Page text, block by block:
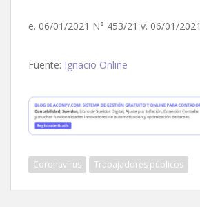
e. 06/01/2021 N° 453/21 v. 06/01/2021
Fuente: Ignacio Online
Coronavirus Trabajadores públicos